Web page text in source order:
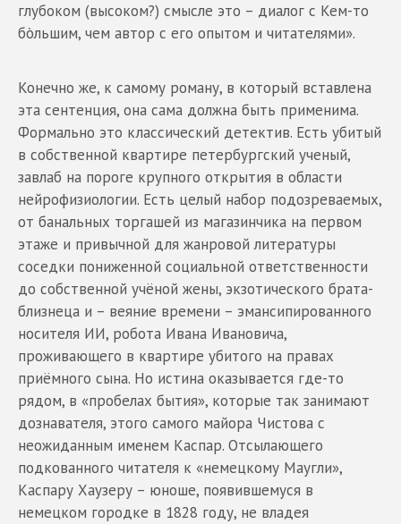
глубоком (высоком?) смысле это – диалог с Кем-то
бòльшим, чем автор с его опытом и читателями».
Конечно же, к самому роману, в который вставлена
эта сентенция, она сама должна быть применима.
Формально это классический детектив. Есть убитый
в собственной квартире петербургский ученый,
завлаб на пороге крупного открытия в области
нейрофизиологии. Есть целый набор подозреваемых,
от банальных торгашей из магазинчика на первом
этаже и привычной для жанровой литературы
соседки пониженной социальной ответственности
до собственной учёной жены, экзотического брата-
близнеца и – веяние времени – эмансипированного
носителя ИИ, робота Ивана Ивановича,
проживающего в квартире убитого на правах
приёмного сына. Но истина оказывается где-то
рядом, в «пробелах бытия», которые так занимают
дознавателя, этого самого майора Чистова с
неожиданным именем Каспар. Отсылающего
подкованного читателя к «немецкому Маугли»,
Каспару Хаузеру – юноше, появившемуся в
немецком городке в 1828 году, не владея